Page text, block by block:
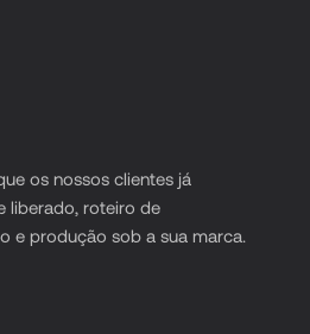
os nossos clientes já
liberado, roteiro de
e produção sob a sua marca.